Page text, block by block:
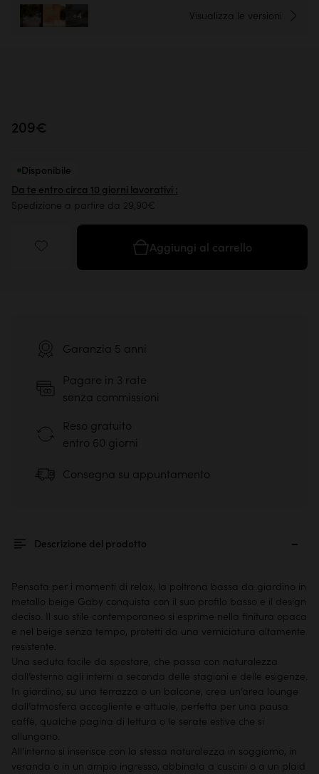
+4 Visualizza le versioni
209€
Aggiungi al carrello
Disponibile
Da te entro circa 10 giorni lavorativi :
Spedizione a partire da 29,90€
Garanzia 5 anni
Pagare in 3 rate
senza commissioni
Reso gratuito
entro 60 giorni
Consegna su appuntamento
Descrizione del prodotto
Pensata per i momenti di relax, la poltrona bassa da giardino in
metallo beige Gaby conquista con il suo profilo basso e il design
deciso. Il suo stile contemporaneo si esprime nella finitura opaca
e nel beige senza tempo, protetti da una verniciatura altamente
resistente.
Una seduta facile da spostare, che passa con naturalezza
dall’esterno agli interni a seconda delle stagioni e delle esigenze.
In giardino, su una terrazza o un balcone, crea un’area lounge
dall’atmosfera accogliente e attuale, perfetta per una pausa
caffè, qualche pagina di lettura o le serate estive che si
allungano.
All’interno si inserisce con la stessa naturalezza in soggiorno, in
veranda o in un ampio ingresso, abbinata a cuscini o a un plaid